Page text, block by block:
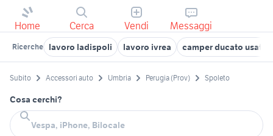
Home Cerca Vendi Messaggi
Ricerche lavoro ladispoli lavoro ivrea camper ducato usato
Subito Accessori auto Umbria Perugia (Prov) Spoleto
Cosa cerchi?